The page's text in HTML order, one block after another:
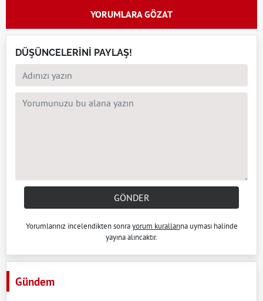
YORUMLARA GÖZAT
DÜŞÜNCELERİNİ PAYLAŞ!
GÖNDER
Yorumlarınız incelendikten sonrayorum kurallarına uyması halinde
yayına alıncaktır.
Gündem